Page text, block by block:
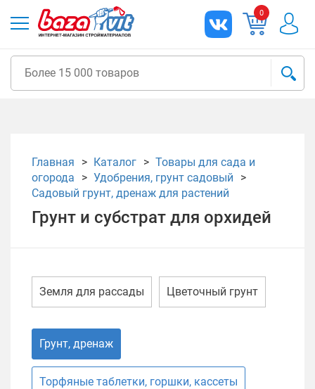
0
Главная Каталог
Товары для сада и
огорода
Удобрения, грунт садовый
Садовый грунт, дренаж для растений
Грунт и субстрат для орхидей
Земля для рассады Цветочный грунт
Грунт, дренаж
Торфяные таблетки, горшки, кассеты